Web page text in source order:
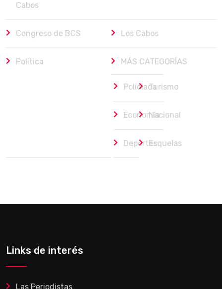
Cabos
Congreso de BCS Los Cabos
Política MÁS CATEGORÍAS
PoliciacaTurismo
EconomíaNacional
DeportesEsquelas
Links de interés
Las Periodistas